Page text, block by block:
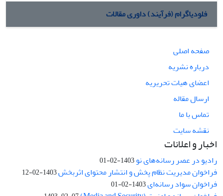
فلودیاگرام (فرآیند) داوری مقالات
صفحه اصلی
درباره نشریه
اعضای هیات تحریریه
ارسال مقاله
تماس با ما
نقشه سایت
اخبار و اعلانات
رادیو در عصر رسانه‌های نو1403-02-01
فراخوان مدیریت نظام پخش و انتشار محتوای اثربخش1403-02-12
فراخوان سواد رسانه‌ای1403-02-01